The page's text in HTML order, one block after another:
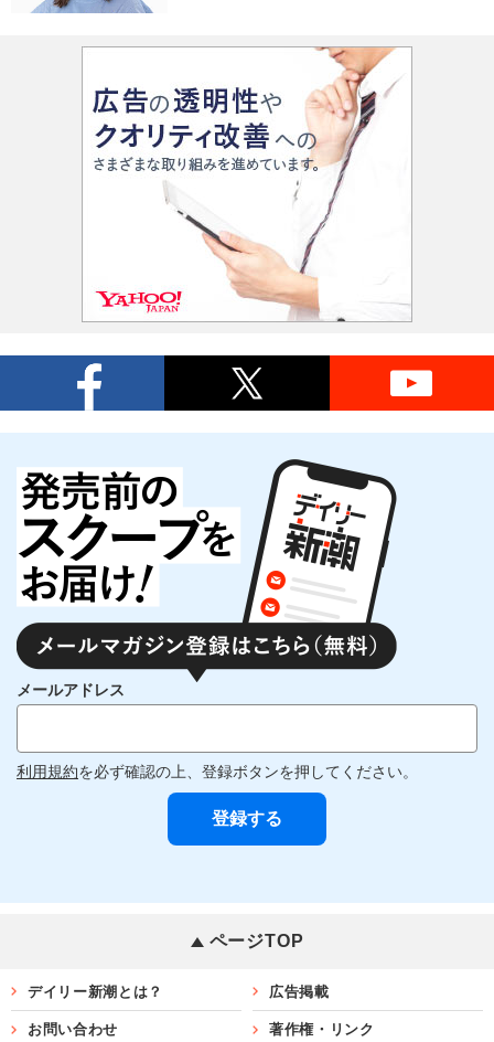
メールアドレス
利用規約を必ず確認の上、登録ボタンを押してください。
ページTOP
デイリー新潮とは？ 広告掲載
お問い合わせ 著作権・リンク